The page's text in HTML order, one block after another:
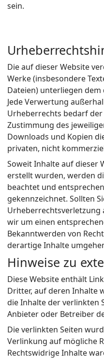
sein.
Die auf dieser Website
Werke (insbesondere
Dateien) unterliegen
Jede Verwertung
Urheberrechts bedarf
Zustimmung des
Downloads und Kopien
privaten, nicht
Soweit Inhalte auf dieser
erstellt wurden, werden
beachtet und
gekennzeichnet. Sollten
wir um einen
Bekanntwerden von
derartige Inhalte
Hinweise zu
Diese Website enthält
Dritter, auf deren Inhalte
die Inhalte der verlinkten
Anbieter oder Betreiber
Die verlinkten Seiten
Verlinkung auf mögliche
Rechtswidrige Inhalte